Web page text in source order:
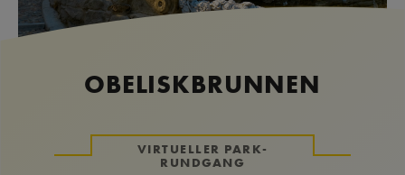
OBELISKBRUNNEN
VIRTUELLER PARK-
RUNDGANG